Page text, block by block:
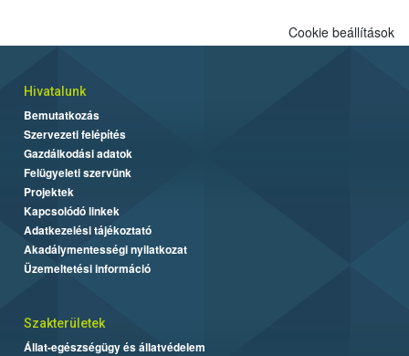
Cookie beállítások
Hivatalunk
Bemutatkozás
Szervezeti felépítés
Gazdálkodási adatok
Felügyeleti szervünk
Projektek
Kapcsolódó linkek
Adatkezelési tájékoztató
Akadálymentességi nyilatkozat
Üzemeltetési információ
Szakterületek
Állat-egészségügy és állatvédelem